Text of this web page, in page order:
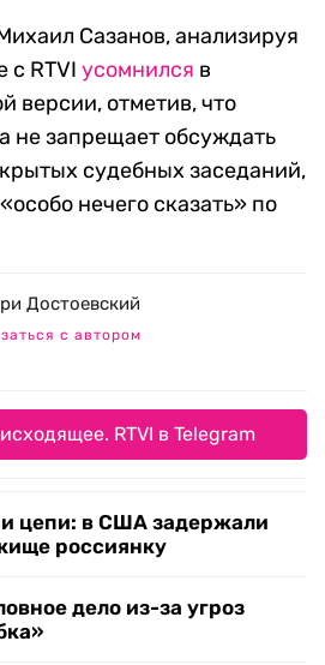
Сазанов, анализируя
с RTVI усомнился в
версии, отметив, что
не запрещает обсуждать
судебных заседаний,
нечего сказать» по
Достоевский
с автором
RTVI в Telegram
цепи: в США задержали
россиянку
дело из-за угроз